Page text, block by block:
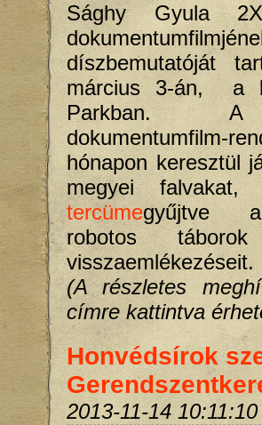
Sághy Gyula
díszbemutatóját
március 3-án, a
Parkban.
dokumentumfilm-
hónapon keresztül
megyei
tercümegyűjtve
robotos
visszaemlékezéseit.
(A részletes
címre kattintva
Honvédsírok
2013-11-14 10:11:10